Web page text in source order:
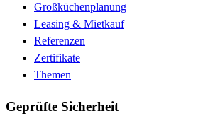
Großküchenplanung
Leasing & Mietkauf
Referenzen
Zertifikate
Themen
Geprüfte Sicherheit